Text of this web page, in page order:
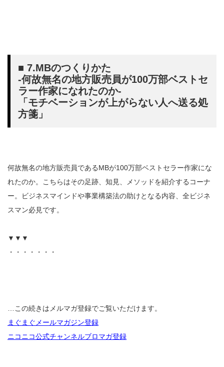
■ 7.MBのつくりかた
-何故無名の地方販売員が100万部ベストセ
ラー作家になれたのか-
「モチベーションが上がらない人へ送る処
方箋」
何故無名の地方販売員であるMBが100万部ベストセラー作家にな
れたのか。こちらはその足跡、知見、メソッドを紹介するコーナ
ー。ビジネスマインドや事業構築法の助けとなる内容、全ビジネ
スマン必見です。
▼▼▼
・・・・・・・
…この続きはメルマガ登録でご覧いただけます。
まぐまぐメールマガジン登録
ニコニコ公式チャンネルブロマガ登録